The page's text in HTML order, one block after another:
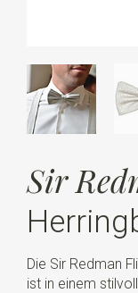
Sir
Die Sir Redman
ist in einem